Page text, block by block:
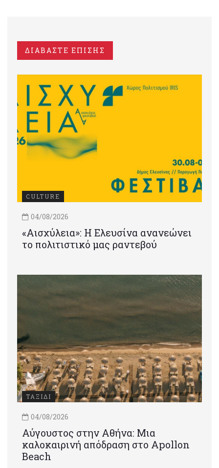
ΔΙΑΒΑΣΤΕ ΕΠΙΣΗΣ
CULTURE
04/08/2026
«Αισχύλεια»: Η Ελευσίνα ανανεώνει
το πολιτιστικό μας ραντεβού
ΤΑΞΙΔΙ
04/08/2026
Αύγουστος στην Αθήνα: Μια
καλοκαιρινή απόδραση στο Apollon
Beach